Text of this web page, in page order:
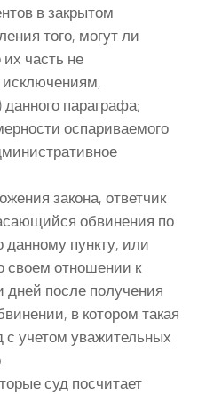
в закрытом
того, могут ли
часть не
исключениям,
параграфа;
оспариваемого
закона, ответчик
обвинения по
данному пункту, или
своем отношении к
дней после получения
в котором такая
учетом уважительных
суд посчитает